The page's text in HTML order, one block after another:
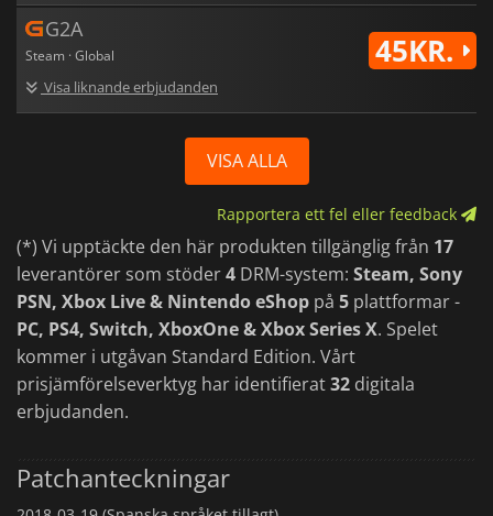
G2A
Steam · Global
Visa liknande erbjudanden
45KR.
VISA ALLA
Rapportera ett fel eller feedback
(*) Vi upptäckte den här produkten tillgänglig från 17
leverantörer som stöder4 DRM-system: Steam, Sony
PSN, Xbox Live & Nintendo eShop på 5 plattformar -
PC, PS4, Switch, XboxOne & Xbox Series X. Spelet
kommer i utgåvan Standard Edition. Vårt
prisjämförelseverktyg har identifierat32 digitala
erbjudanden.
Patchanteckningar